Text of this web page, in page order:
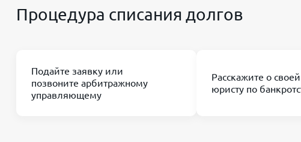
Процедура списания долгов
Подайте заявку или
позвоните арбитражному
управляющему
Расскажите о
юристу по